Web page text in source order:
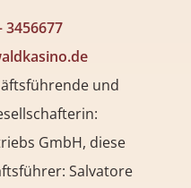
3456677
und
GmbH, diese
Salvatore